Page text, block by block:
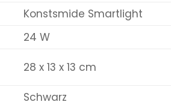
Konstsmide Smartlight
24 W
28 x 13 x 13 cm
Schwarz